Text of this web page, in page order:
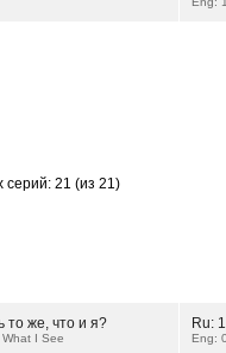
серий: 21 (из 21)
то же, что и я?
I See
Ru:
Eng: